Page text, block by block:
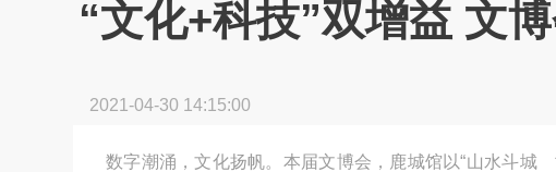
“文化+科技”双增益 文
2021-04-30 14:15:00
数字潮涌，文化扬帆。本届文博会，鹿城馆以“山水斗城